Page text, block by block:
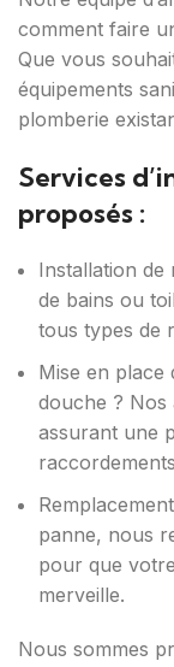
comment faire
Que vous
équipements
plomberie
Services
proposés :
Installation de
de bains ou
tous types de
Mise en place
douche ? Nos
assurant une
panne, nous
pour que
merveille.
Nous sommes